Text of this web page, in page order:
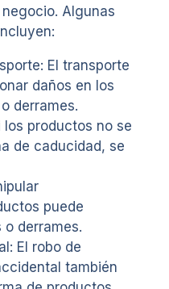
Algunas
El transporte
daños en los
derrames.
los productos no se
de caducidad, se
puede
derrames.
El robo de
también